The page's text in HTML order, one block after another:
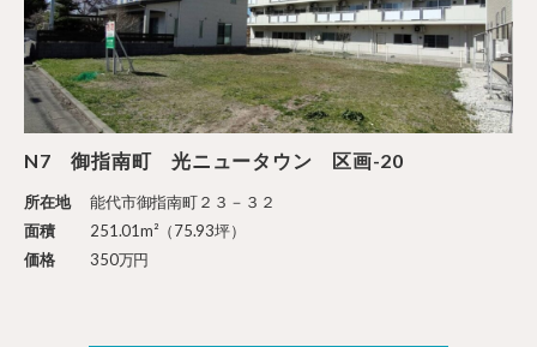
N7 御指南町 光ニュータウン 区画-20
所在地
能代市御指南町２３－３２
面積
251.01m²（75.93坪）
価格
350万円